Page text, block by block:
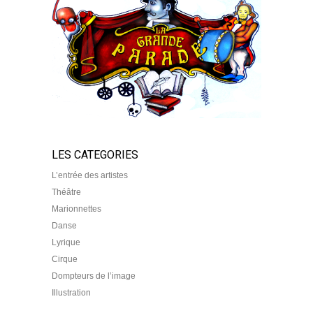
LES CATEGORIES
L’entrée des artistes
Théâtre
Marionnettes
Danse
Lyrique
Cirque
Dompteurs de l’image
Illustration